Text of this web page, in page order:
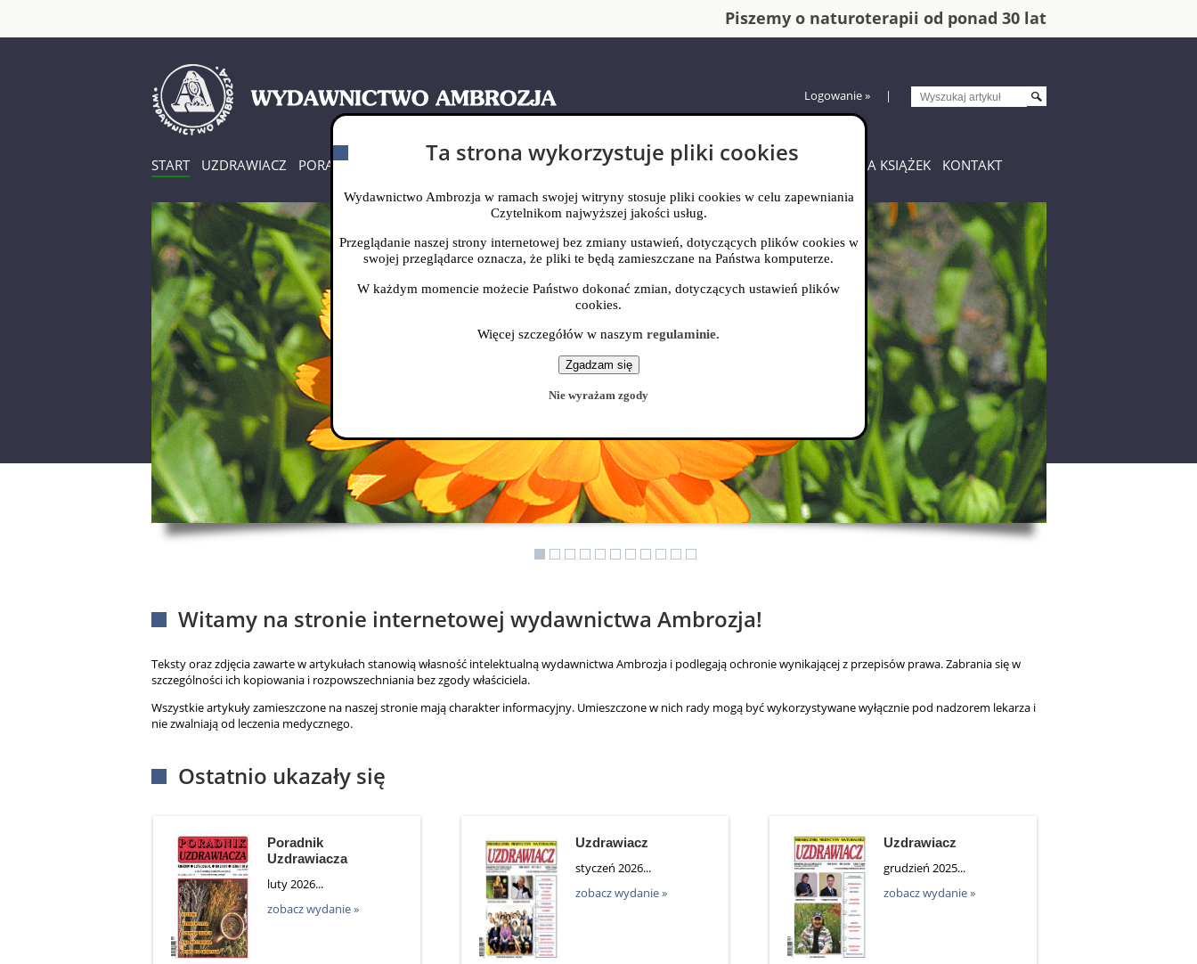
Piszemy o naturoterapii od ponad 30 lat
|
Logowanie»
START UZDRAWIACZ PORADNIK UZDRAWIACZA BIBLIOTECZKA KALENDARZ KATALOG ARTYKUŁÓW WYSYŁKA KSIĄŻEK KONTAKT
Witamy na stronie internetowej wydawnictwa Ambrozja!
Teksty oraz zdjęcia zawarte w artykułach stanowią własność intelektualną wydawnictwa Ambrozja i podlegają ochronie wynikającej z przepisów prawa. Zabrania się w
szczególności ich kopiowania i rozpowszechniania bez zgody właściciela.
Ta strona wykorzystuje pliki cookies
Wydawnictwo Ambrozja w ramach swojej witryny stosuje pliki cookies w celu zapewniania
Czytelnikom najwyższej jakości usług.
Przeglądanie naszej strony internetowej bez zmiany ustawień, dotyczących plików cookies w
swojej przeglądarce oznacza, że pliki te będą zamieszczane na Państwa komputerze.
W każdym momencie możecie Państwo dokonać zmian, dotyczących ustawień plików
cookies.
Więcej szczegółów w naszym regulaminie.
Nie wyrażam zgody
Wszystkie artykuły zamieszczone na naszej stronie mają charakter informacyjny. Umieszczone w nich rady mogą być wykorzystywane wyłącznie pod nadzorem lekarza i
nie zwalniają od leczenia medycznego.
Ostatnio ukazały się
Poradnik
Uzdrawiacza
luty 2026...
zobacz wydanie »
Uzdrawiacz
styczeń 2026...
zobacz wydanie »
Uzdrawiacz
grudzień 2025...
zobacz wydanie »